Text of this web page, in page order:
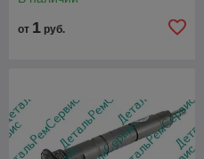
от 1 руб.